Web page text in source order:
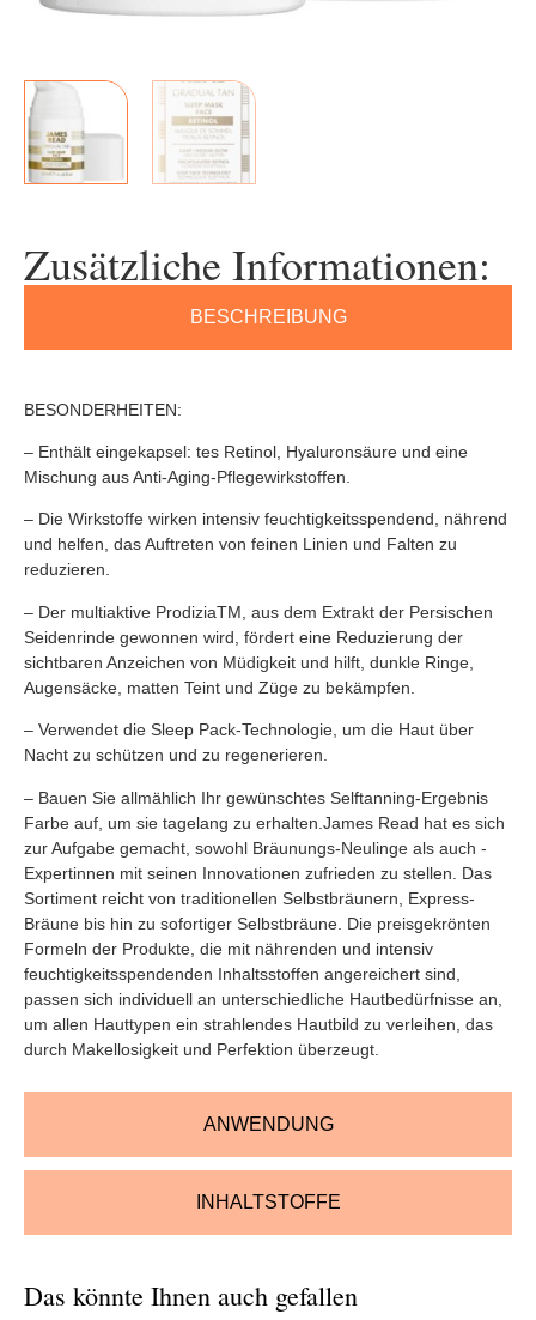
Zusätzliche Informationen:
BESCHREIBUNG
ANWENDUNG
INHALTSTOFFE
BESONDERHEITEN:
– Enthält eingekapsel: tes Retinol, Hyaluronsäure und eine
Mischung aus Anti-Aging-Pflegewirkstoffen.
– Die Wirkstoffe wirken intensiv feuchtigkeitsspendend, nährend
und helfen, das Auftreten von feinen Linien und Falten zu
reduzieren.
– Der multiaktive ProdiziaTM, aus dem Extrakt der Persischen
Seidenrinde gewonnen wird, fördert eine Reduzierung der
sichtbaren Anzeichen von Müdigkeit und hilft, dunkle Ringe,
Augensäcke, matten Teint und Züge zu bekämpfen.
– Verwendet die Sleep Pack-Technologie, um die Haut über
Nacht zu schützen und zu regenerieren.
– Bauen Sie allmählich Ihr gewünschtes Selftanning-Ergebnis
Farbe auf, um sie tagelang zu erhalten.James Read hat es sich
zur Aufgabe gemacht, sowohl Bräunungs-Neulinge als auch -
Expertinnen mit seinen Innovationen zufrieden zu stellen. Das
Sortiment reicht von traditionellen Selbstbräunern, Express-
Bräune bis hin zu sofortiger Selbstbräune. Die preisgekrönten
Formeln der Produkte, die mit nährenden und intensiv
feuchtigkeitsspendenden Inhaltsstoffen angereichert sind,
passen sich individuell an unterschiedliche Hautbedürfnisse an,
um allen Hauttypen ein strahlendes Hautbild zu verleihen, das
durch Makellosigkeit und Perfektion überzeugt.
Das könnte Ihnen auch gefallen